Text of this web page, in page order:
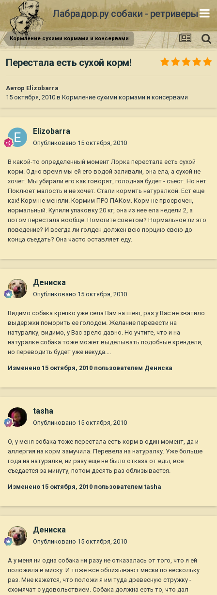
Лабрадор.ру собаки - ретриверы
Кормление сухими кормами и консервами
Перестала есть сухой корм!
Автор Elizobarra
15 октября, 2010 в Кормление сухими кормами и консервами
Elizobarra
Опубликовано 15 октября, 2010
В какой-то определенный момент Лорка перестала есть сухой
корм. Одно время мы ей его водой заливали, она ела, а сухой не
хочет. Мы убирали его как говорят, голодная будет - съест. Но нет.
Поклюет малость и не хочет. Стали кормить натуралкой. Ест еще
как! Корм не меняли. Кормим ПРО ПАКом. Корм не просрочен,
нормальный. Купили упаковку 20 кг, она из нее ела недели 2, а
потом перестала вообще. Помогите советом? Нормальное ли это
поведение? И всегда ли голден должен всю порцию свою до
конца съедать? Она часто оставляет еду.
Дениска
Опубликовано 15 октября, 2010
Видимо собака крепко уже села Вам на шею, раз у Вас не хватило
выдержки поморить ее голодом. Желание перевести на
натуралку, видимо, у Вас зрело давно. Но учтите, что и на
натуралке собака тоже может выделывать подобные крендели,
но переводить будет уже некуда....
Изменено 15 октября, 2010 пользователем Дениска
tasha
Опубликовано 15 октября, 2010
О, у меня собака тоже перестала есть корм в один момент, да и
аллергия на корм замучила. Перевела на натуралку. Уже больше
года на натуралке, ни разу еще не было отказа от еды, все
съедается за минуту, потом десять раз облизывается.
Изменено 15 октября, 2010 пользователем tasha
Дениска
Опубликовано 15 октября, 2010
А у меня ни одна собака ни разу не отказалась от того, что я ей
положила в миску. И тоже все облизывают миски по нескольку
раз. Мне кажется, что положи я им туда древесную стружку -
схомячат с удовольствием. Собака должна есть то, что дал